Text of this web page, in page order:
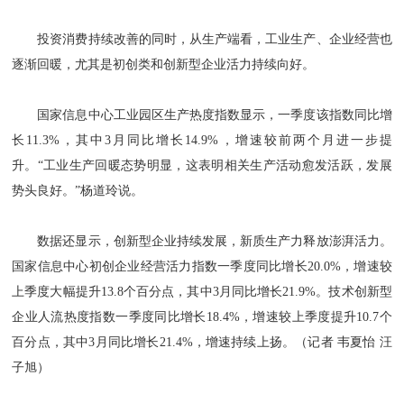
投资消费持续改善的同时，从生产端看，工业生产、企业经营也
逐渐回暖，尤其是初创类和创新型企业活力持续向好。
国家信息中心工业园区生产热度指数显示，一季度该指数同比增
长11.3%，其中3月同比增长14.9%，增速较前两个月进一步提
升。“工业生产回暖态势明显，这表明相关生产活动愈发活跃，发展
势头良好。”杨道玲说。
数据还显示，创新型企业持续发展，新质生产力释放澎湃活力。
国家信息中心初创企业经营活力指数一季度同比增长20.0%，增速较
上季度大幅提升13.8个百分点，其中3月同比增长21.9%。技术创新型
企业人流热度指数一季度同比增长18.4%，增速较上季度提升10.7个
百分点，其中3月同比增长21.4%，增速持续上扬。（记者 韦夏怡 汪
子旭）